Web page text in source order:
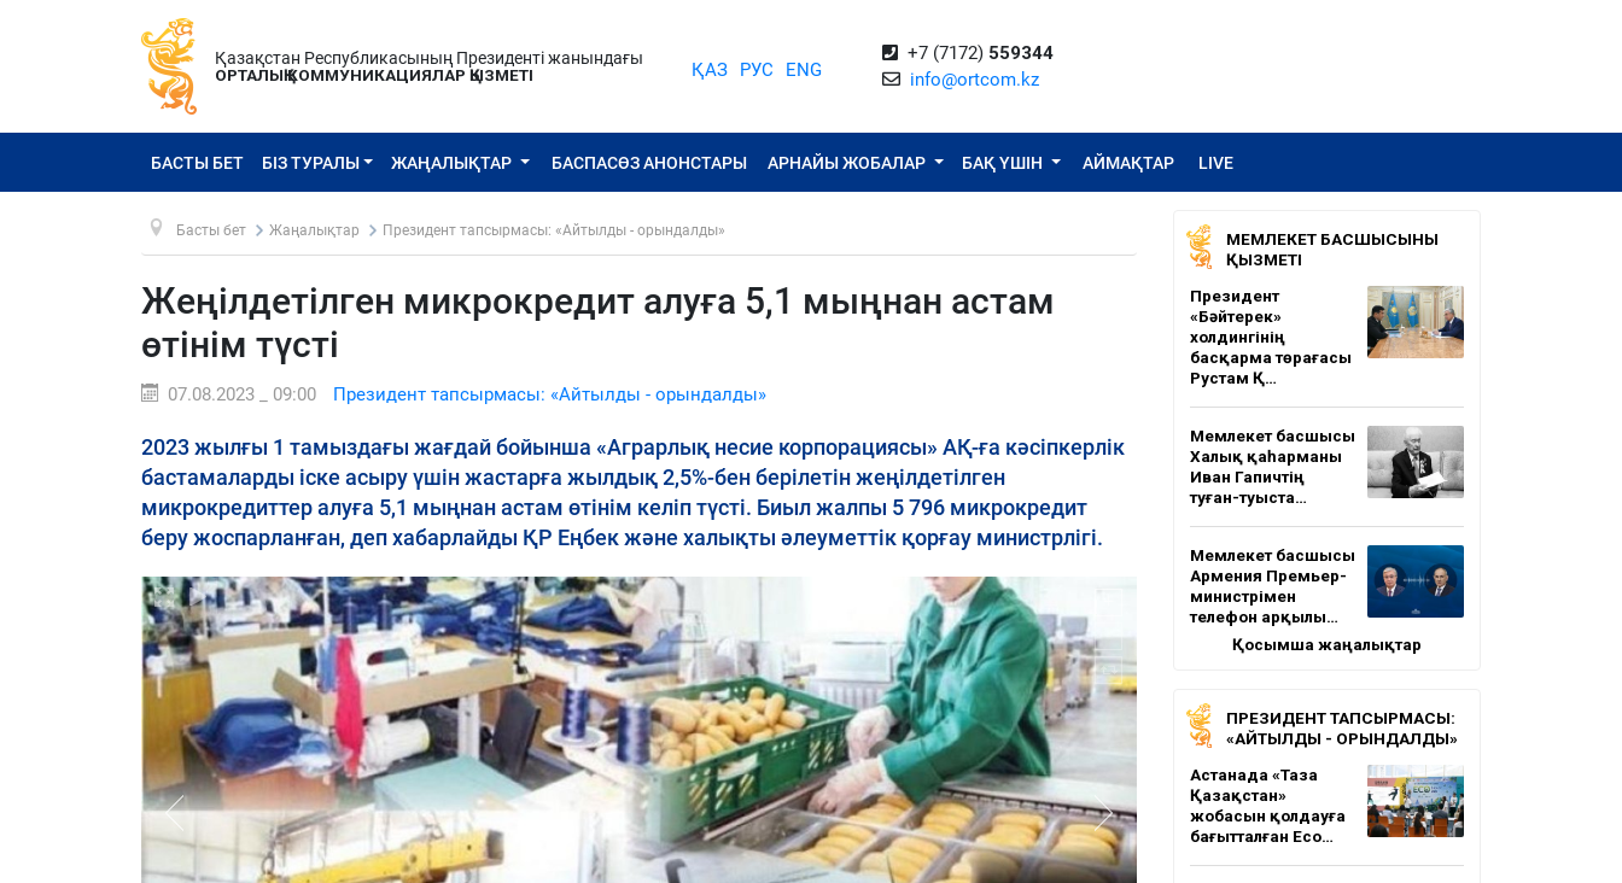
Қазақстан Республикасының Президенті жанындағы
ОРТАЛЫҚ КОММУНИКАЦИЯЛАР ҚЫЗМЕТІ
ҚАЗ РУС ENG
+7 (7172) 559344
info@ortcom.kz
БАСТЫ БЕТ БІЗ ТУРАЛЫ ЖАҢАЛЫҚТАР БАСПАСӨЗ АНОНСТАРЫ АРНАЙЫ ЖОБАЛАР БАҚ ҮШІН АЙМАҚТАР LIVE
Басты бет Жаңалықтар Президент тапсырмасы: «Айтылды - орындалды»
Жеңілдетілген микрокредит алуға 5,1 мыңнан астам
өтінім түсті
07.08.2023 _ 09:00 Президент тапсырмасы: «Айтылды - орындалды»
2023 жылғы 1 тамыздағы жағдай бойынша «Аграрлық несие корпорациясы» АҚ-ға кәсіпкерлік
бастамаларды іске асыру үшін жастарға жылдық 2,5%-бен берілетін жеңілдетілген
микрокредиттер алуға 5,1 мыңнан астам өтінім келіп түсті. Биыл жалпы 5 796 микрокредит
беру жоспарланған, деп хабарлайды ҚР Еңбек және халықты әлеуметтік қорғау министрлігі.
МЕМЛЕКЕТ БАСШЫСЫНЫҢ
ҚЫЗМЕТІ
Президент
«Бәйтерек»
холдингінің
басқарма төрағасы
Рустам Қ…
Мемлекет басшысы
Халық қаһарманы
Иван Гапичтің
туған-туыста…
Мемлекет басшысы
Армения Премьер-
министрімен
телефон арқылы…
Қосымша жаңалықтар
ПРЕЗИДЕНТ ТАПСЫРМАСЫ:
«АЙТЫЛДЫ - ОРЫНДАЛДЫ»
Астанада «Таза
Қазақстан»
жобасын қолдауға
бағытталған Eco…